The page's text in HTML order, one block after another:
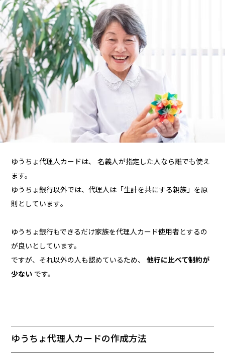
ゆうちょ代理人カードは、 名義人が指定した人なら誰でも使え
ます。
ゆうちょ銀行以外では、代理人は「生計を共にする親族」を原
則としています｡
ゆうちょ銀行もできるだけ家族を代理人カード使用者とするの
が良いとしています。
ですが、それ以外の人も認めているため、他行に比べて制約が
少ない です。
ゆうちょ代理人カードの作成方法